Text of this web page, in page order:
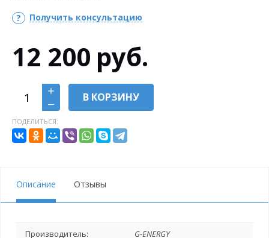
Получить консультацию
12 200 руб.
В КОРЗИНУ
ПОДЕЛИТЬСЯ:
Описание Отзывы
Производитель: G-ENERGY